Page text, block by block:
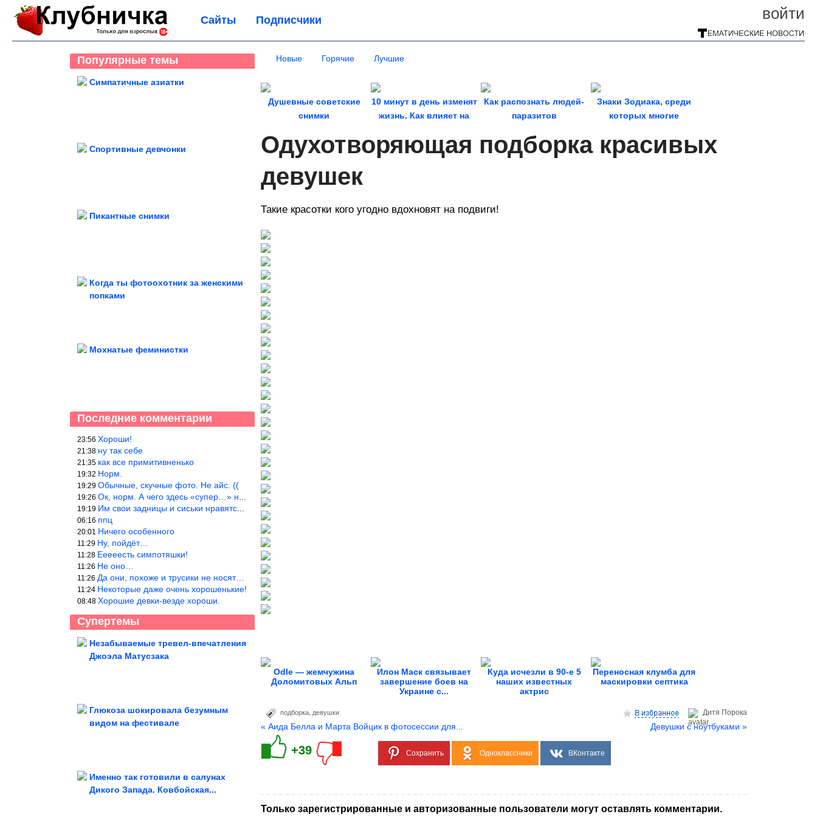
войти
Сайты Подписчики
Популярные темы
Симпатичные азиатки
Спортивные девчонки
Пикантные снимки
Когда ты фотоохотник за женскими
попками
Мохнатые феминистки
Последние комментарии
23:56 Хороши!
21:38 ну так себе
21:35 как все примитивненько
19:32 Норм.
19:29 Обычные, скучные фото. Не айс. ((
19:26 Ок, норм. А чего здесь «супер…» не понятно.
19:19 Им свои задницы и сиськи нравятся больше, чем нам, мужикам?
06:16 ппц
20:01 Ничего особенного
11:29 Ну, пойдёт…
11:28 Ееееесть симпотяшки!
11:26 Не оно…
11:26 Да они, похоже и трусики не носят…
11:24 Некоторые даже очень хорошенькие!
08:48 Хорошие девки-везде хороши.
Супертемы
Незабываемые тревел-впечатления
Джоэла Матусзака
Что посадить на даче
Глюкоза шокировала безумным
видом на фестивале
Именно так готовили в салунах
Дикого Запада. Ковбойская...
Новые Горячие Лучшие
Душевные советские
снимки
10 минут в день изменят
жизнь. Как влияет на
Как распознать людей-
паразитов
Знаки Зодиака, среди
которых многие
миллионерами
Одухотворяющая подборка красивых
девушек
Такие красотки кого угодно вдохновят на подвиги!
Odle — жемчужина
Доломитовых Альп
Илон Маск связывает
завершение боев на
Украине с...
Куда исчезли в 90-е 5
наших известных
актрис
Переносная клумба для
маскировки септика
Дитя Пoрока
подборка девушки
« Аида Белла и Марта Войцик в фотосессии для... Девушки с ноутбуками »
+39 Сохранить Одноклассники ВКонтакте
Только зарегистрированные и авторизованные пользователи могут оставлять комментарии.